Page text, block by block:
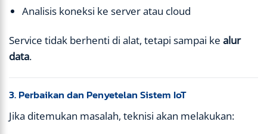
Analisis koneksi ke server atau cloud
Service tidak berhenti di alat, tetapi sampai ke alur
data.
3. Perbaikan dan Penyetelan Sistem IoT
Jika ditemukan masalah, teknisi akan melakukan: